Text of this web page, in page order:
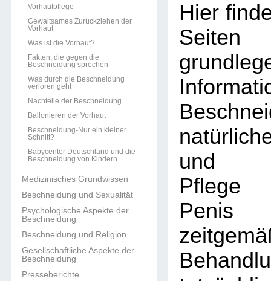
Vorhautpflege
Gewaltsames Zurückziehen der
Vorhaut
Was ist die Vorhaut?
Fakten, die gegen die
Beschneidung sprechen
Was durch die Beschneidung
verloren geht
Nachteile der Beschneidung
Ballonieren der Vorhaut
Beschneidung-Nur ein kleiner
Schnitt?
Babycenter Deutschland und die
Beschneidung von Kindern
Medizinisches Grundwissen
Beschneidung und Sexualität
Psychologische Aspekte der
Beschneidung
Beschneidung und Religion
Gesellschaftliche Aspekte der
Beschneidung
Presseberichte
Hier
und
Pflege